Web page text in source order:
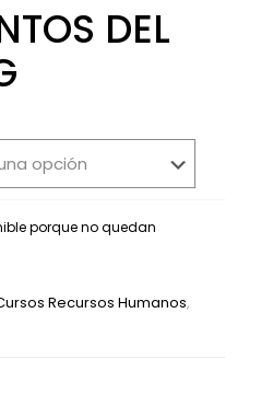
DEL
porque no quedan
Recursos Humanos,